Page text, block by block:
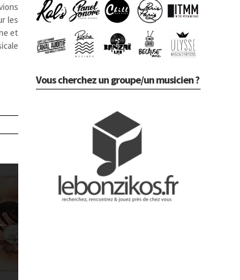
les
et
Vous cherchez un groupe/un musicien ?